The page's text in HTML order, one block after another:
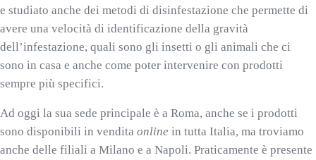
e studiato anche dei metodi di disinfestazione che permette di
avere una velocità di identificazione della gravità
dell’infestazione, quali sono gli insetti o gli animali che ci
sono in casa e anche come poter intervenire con prodotti
sempre più specifici.
Ad oggi la sua sede principale è a Roma, anche se i prodotti
sono disponibili in venditaonline in tutta Italia, ma troviamo
anche delle filiali a Milano e a Napoli. Praticamente è presente